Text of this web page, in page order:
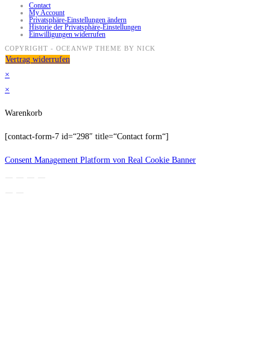
Contact
My Account
Privatsphäre-Einstellungen ändern
Historie der Privatsphäre-Einstellungen
Einwilligungen widerrufen
COPYRIGHT - OCEANWP THEME BY NICK
Vertrag widerrufen
×
×
Warenkorb
[contact-form-7 id=“298″ title=“Contact form“]
Consent Management Platform von Real Cookie Banner